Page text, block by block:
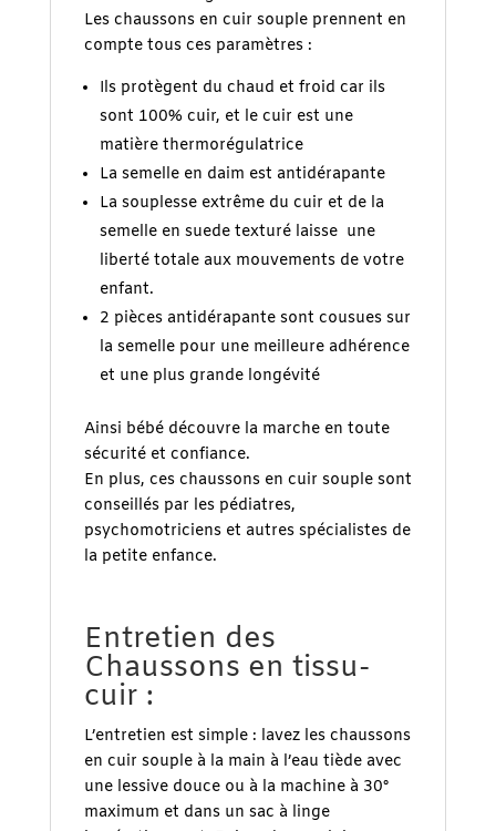
Les chaussons en cuir souple prennent en
compte tous ces paramètres :
Ils protègent du chaud et froid car ils
sont 100% cuir, et le cuir est une
matière thermorégulatrice
La semelle en daim est antidérapante
La souplesse extrême du cuir et de la
semelle en suede texturé laisse une
liberté totale aux mouvements de votre
enfant.
2 pièces antidérapante sont cousues sur
la semelle pour une meilleure adhérence
et une plus grande longévité
Ainsi bébé découvre la marche en toute
sécurité et confiance.
En plus, ces chaussons en cuir souple sont
conseillés par les pédiatres,
psychomotriciens et autres spécialistes de
la petite enfance.
Entretien des
Chaussons en tissu-
cuir :
L’entretien est simple : lavez les chaussons
en cuir souple à la main à l’eau tiède avec
une lessive douce ou à la machine à 30°
maximum et dans un sac à linge